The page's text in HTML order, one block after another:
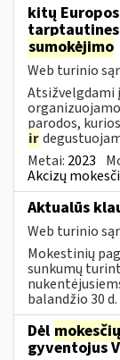
kitų
sumokėjimo
Web turinio
Atsižvelgdami
parodos,
ir
Metai: 2023
Akcizų
Aktualūs
Web turinio
Mokestinių
sunkumų
balandžio 30
Dėl mokesčių
gyventojus